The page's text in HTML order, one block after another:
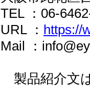
TEL ：06-
URL ： https://
Mail ：
製品紹介文